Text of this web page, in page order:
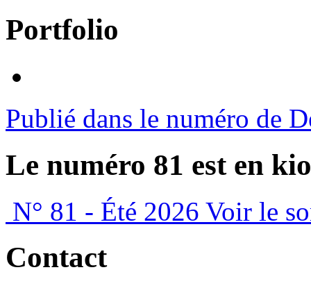
Portfolio
Publié dans le numéro de
Le numéro 81 est en
N° 81 - Été 2026 Voir le
Contact